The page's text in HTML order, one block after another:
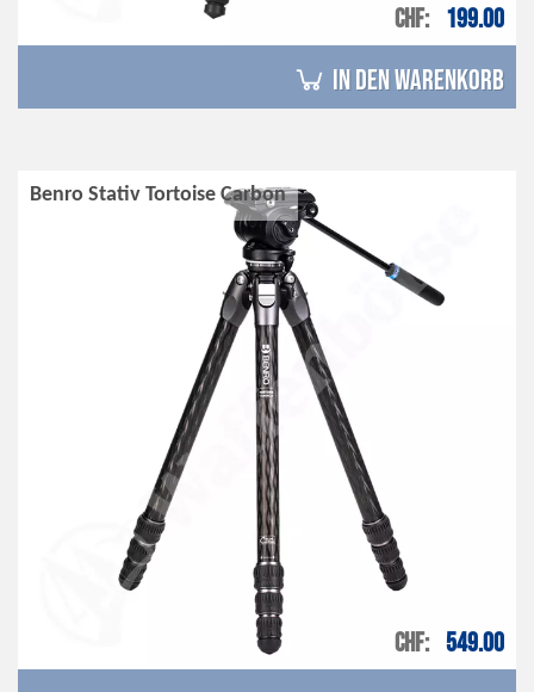
CHF 199.00
in den Warenkorb
Benro Stativ Tortoise Carbon
CHF 549.00